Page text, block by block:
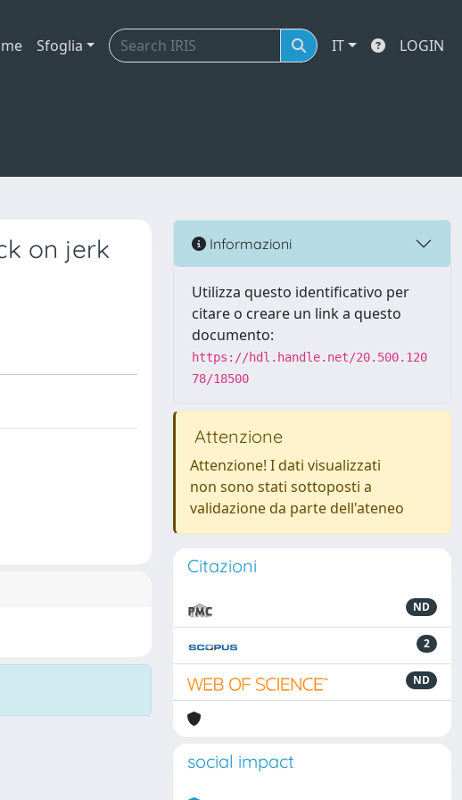
Sfoglia IT LOGIN
on jerk
Informazioni
Utilizza questo identificativo per
citare o creare un link a questo
documento:
https://hdl.handle.net/20.500.120
78/18500
Attenzione
Attenzione! I dati visualizzati
non sono stati sottoposti a
validazione da parte dell'ateneo
Citazioni
ND
2
ND
social impact